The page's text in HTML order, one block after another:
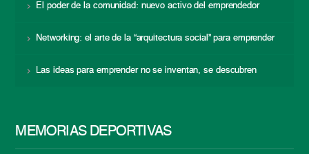
El poder de la comunidad: nuevo activo del emprendedor
Networking: el arte de la “arquitectura social” para emprender
Las ideas para emprender no se inventan, se descubren
MEMORIAS DEPORTIVAS